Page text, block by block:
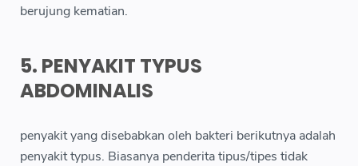
berujung kematian.
5. PENYAKIT TYPUS
ABDOMINALIS
penyakit yang disebabkan oleh bakteri berikutnya adalah
penyakit typus. Biasanya penderita tipus/tipes tidak